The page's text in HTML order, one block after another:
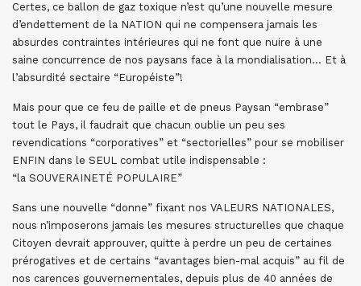
Certes, ce ballon de gaz toxique n’est qu’une nouvelle mesure
d’endettement de la NATION qui ne compensera jamais les
absurdes contraintes intérieures qui ne font que nuire à une
saine concurrence de nos paysans face à la mondialisation… Et à
l’absurdité sectaire “Européiste”!
Mais pour que ce feu de paille et de pneus Paysan “embrase”
tout le Pays, il faudrait que chacun oublie un peu ses
revendications “corporatives” et “sectorielles” pour se mobiliser
ENFIN dans le SEUL combat utile indispensable :
“la SOUVERAINETÉ POPULAIRE”
Sans une nouvelle “donne” fixant nos VALEURS NATIONALES,
nous n’imposerons jamais les mesures structurelles que chaque
Citoyen devrait approuver, quitte à perdre un peu de certaines
prérogatives et de certains “avantages bien-mal acquis” au fil de
nos carences gouvernementales, depuis plus de 40 années de